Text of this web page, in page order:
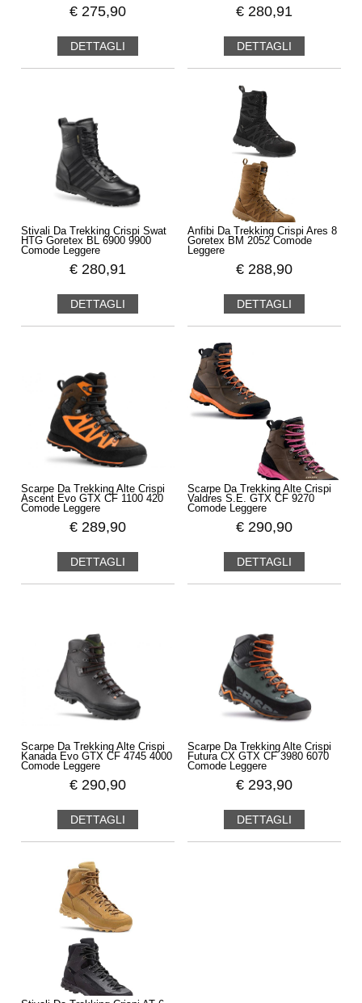
€ 275,90
DETTAGLI
€ 280,91
DETTAGLI
Stivali Da Trekking Crispi Swat
HTG Goretex BL 6900 9900
Comode Leggere
€ 280,91
DETTAGLI
Anfibi Da Trekking Crispi Ares 8
Goretex BM 2052 Comode
Leggere
€ 288,90
DETTAGLI
Scarpe Da Trekking Alte Crispi
Ascent Evo GTX CF 1100 420
Comode Leggere
€ 289,90
DETTAGLI
Scarpe Da Trekking Alte Crispi
Valdres S.E. GTX CF 9270
Comode Leggere
€ 290,90
DETTAGLI
Scarpe Da Trekking Alte Crispi
Kanada Evo GTX CF 4745 4000
Comode Leggere
€ 290,90
DETTAGLI
Scarpe Da Trekking Alte Crispi
Futura CX GTX CF 3980 6070
Comode Leggere
€ 293,90
DETTAGLI